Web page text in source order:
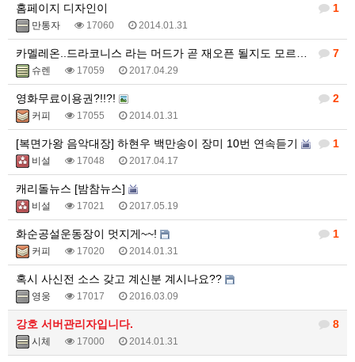
1
홈페이지 디자인이
만통자 17060 2014.01.31
7
카멜레온..드라코니스 라는 머드가 곧 재오픈 될지도 모르겠네요
슈렌 17059 2017.04.29
2
영화무료이용권?!!?!
커피 17055 2014.01.31
1
[복면가왕 음악대장] 하현우 백만송이 장미 10번 연속듣기
비설 17048 2017.04.17
캐리돌뉴스 [밤참뉴스]
비설 17021 2017.05.19
1
화순공설운동장이 멋지게~~!
커피 17020 2014.01.31
혹시 사신전 소스 갖고 계신분 계시나요??
영웅 17017 2016.03.09
8
강호 서버관리자입니다.
시체 17000 2014.01.31